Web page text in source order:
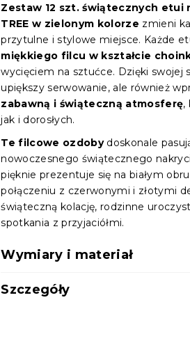
Zestaw 12 szt. świątecznych etui
TREE w zielonym kolorze zmieni
przytulne i stylowe miejsce. Każde
miękkiego filcu w kształcie
wycięciem na sztućce. Dzięki swojej
upiększy serwowanie, ale również
zabawną i świąteczną atmosferę,
jak i dorosłych.
Te filcowe ozdobydoskonale
nowoczesnego świątecznego
pięknie prezentuje się na białym
połączeniu z czerwonymi i złotymi
świąteczną kolację, rodzinne
spotkania z przyjaciółmi.
Wymiary i materiał
Szczegóły